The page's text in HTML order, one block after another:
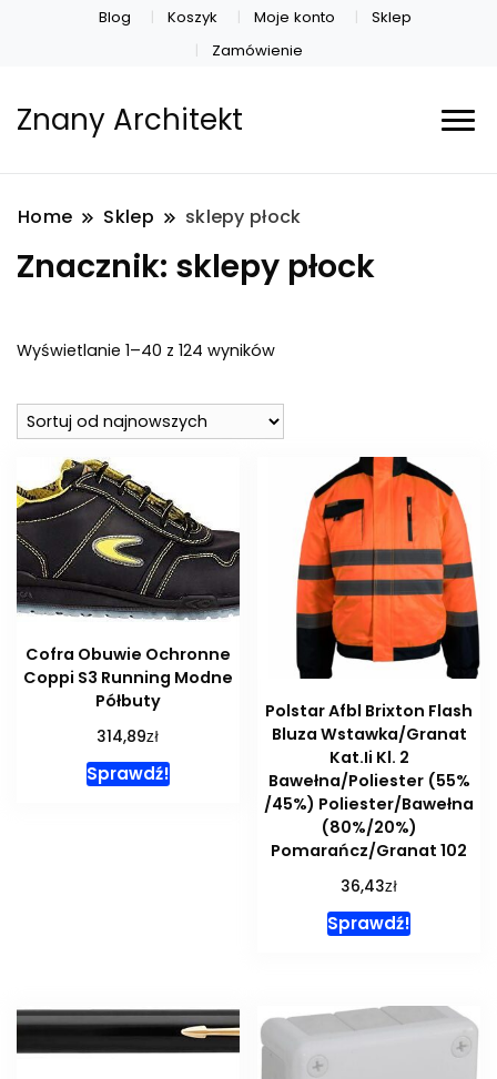
Blog Koszyk Moje konto
Sklep
Zamówienie
Znany Architekt
Home Sklep sklepy płock
Znacznik: sklepy płock
Wyświetlanie 1–40 z 124 wynikówPosortowane
najnowszych
Cofra Obuwie Ochronne
Coppi S3 Running Modne
Półbuty
314,89zł
Sprawdź!
Polstar Afbl Brixton Flash
Bluza Wstawka/Granat
Kat.Ii Kl. 2
Bawełna/Poliester (55%
/45%) Poliester/Bawełna
(80%/20%)
Pomarańcz/Granat 102
36,43zł
Sprawdź!